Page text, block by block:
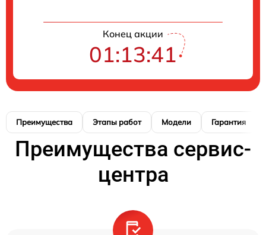
Конец акции
01:13:40
Преимущества Этапы работ Модели Гарантия
Преимущества сервис-
центра